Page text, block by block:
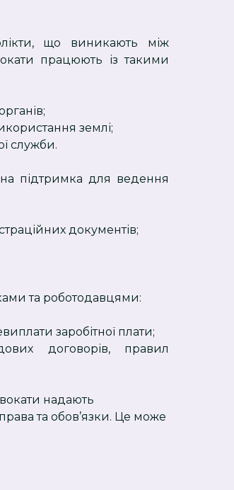
що виникають між
працюють із такими
землі;
служби.
підтримка для ведення
документів;
та роботодавцями:
заробітної плати;
договорів, правил
надають
та обов’язки. Це може